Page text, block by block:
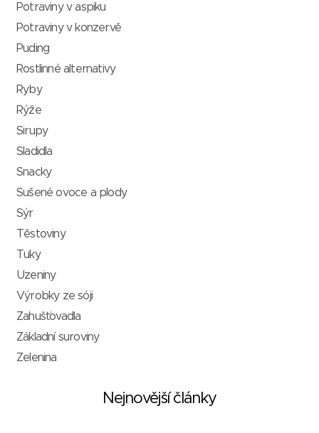
Potraviny v aspiku
Potraviny v konzervě
Puding
Rostlinné alternativy
Ryby
Rýže
Sirupy
Sladidla
Snacky
Sušené ovoce a plody
Sýr
Těstoviny
Tuky
Uzeniny
Výrobky ze sóji
Zahušťovadla
Základní suroviny
Zelenina
Nejnovější články